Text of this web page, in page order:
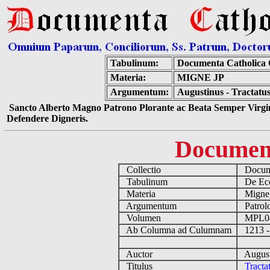
Tabulinum:
Documenta Catholica
Materia:
MIGNE JP
Argumentum:
Augustinus -
Sancto Alberto Magno Patrono Plorante ac Beata Semper
Defendere Digneris.
Collectio
Tabulinum
De
Materia
Argumentum
Volumen
Ab Columna ad Culumnam
1213
Auctor
Titulus